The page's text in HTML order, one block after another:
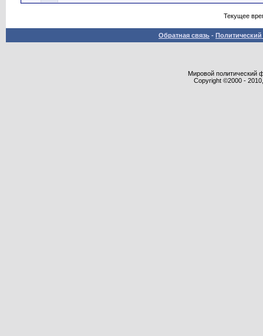
Текущее
Обратная связь -
Мировой политический
Copyright ©2000 -